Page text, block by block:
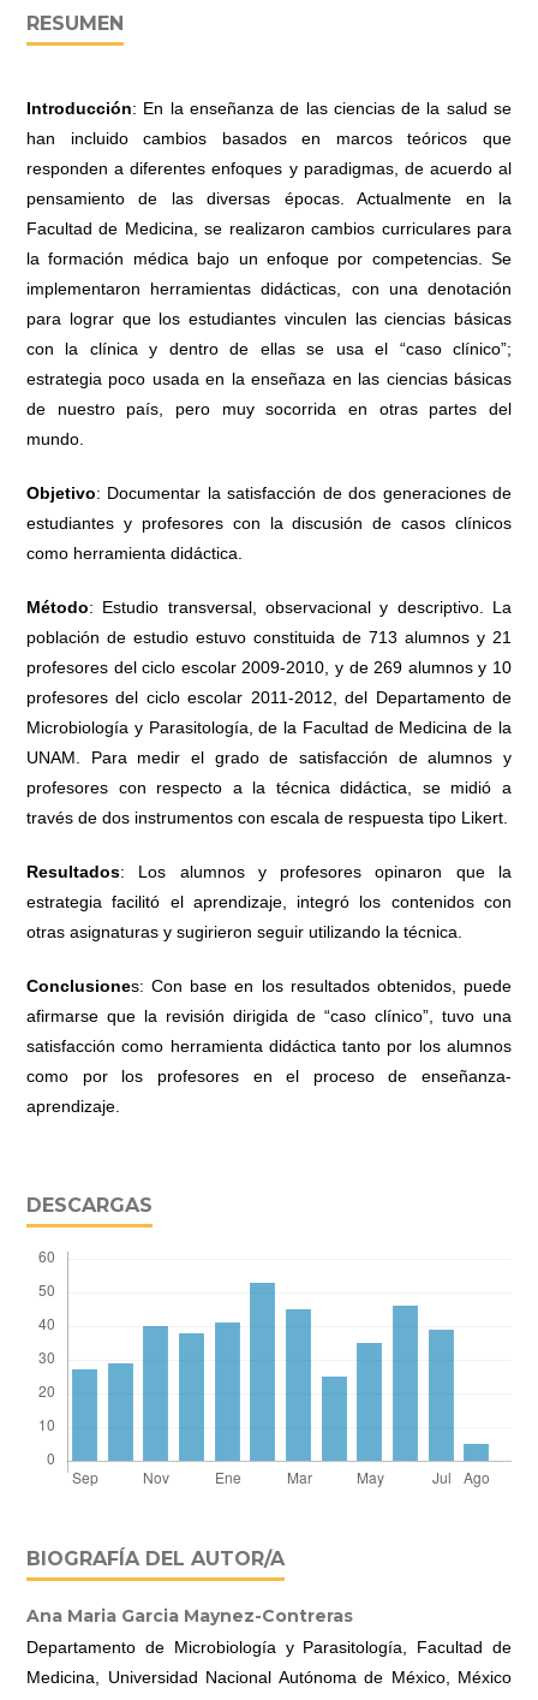
RESUMEN
Introducción: En la enseñanza de las ciencias de la salud se
han incluido cambios basados en marcos teóricos que
responden a diferentes enfoques y paradigmas, de acuerdo al
pensamiento de las diversas épocas. Actualmente en la
Facultad de Medicina, se realizaron cambios curriculares para
la formación médica bajo un enfoque por competencias. Se
implementaron herramientas didácticas, con una denotación
para lograr que los estudiantes vinculen las ciencias básicas
con la clínica y dentro de ellas se usa el “caso clínico”;
estrategia poco usada en la enseñaza en las ciencias básicas
de nuestro país, pero muy socorrida en otras partes del
mundo.
Objetivo: Documentar la satisfacción de dos generaciones de
estudiantes y profesores con la discusión de casos clínicos
como herramienta didáctica.
Método: Estudio transversal, observacional y descriptivo. La
población de estudio estuvo constituida de 713 alumnos y 21
profesores del ciclo escolar 2009-2010, y de 269 alumnos y 10
profesores del ciclo escolar 2011-2012, del Departamento de
Microbiología y Parasitología, de la Facultad de Medicina de la
UNAM. Para medir el grado de satisfacción de alumnos y
profesores con respecto a la técnica didáctica, se midió a
través de dos instrumentos con escala de respuesta tipo Likert.
Resultados: Los alumnos y profesores opinaron que la
estrategia facilitó el aprendizaje, integró los contenidos con
otras asignaturas y sugirieron seguir utilizando la técnica.
Conclusiones: Con base en los resultados obtenidos, puede
afirmarse que la revisión dirigida de “caso clínico”, tuvo una
satisfacción como herramienta didáctica tanto por los alumnos
como por los profesores en el proceso de enseñanza-
aprendizaje.
DESCARGAS
BIOGRAFÍA DEL AUTOR/A
Ana Maria Garcia Maynez-Contreras
Departamento de Microbiología y Parasitología, Facultad de
Medicina, Universidad Nacional Autónoma de México, México